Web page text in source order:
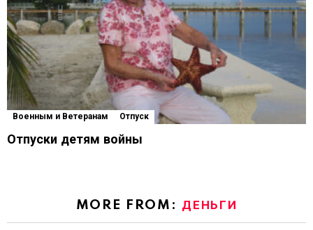
Военным и Ветеранам Отпуск
Отпуски детям войны
MORE FROM: ДЕНЬГИ